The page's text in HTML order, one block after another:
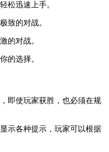
迅速上手。
的对战。
的对战。
的选择。
使玩家获胜，也必须在规
各种提示，玩家可以根据